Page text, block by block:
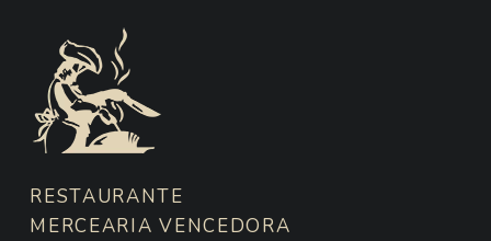
FOOTER SIDEBAR
RESTAURANTE
MERCEARIA VENCEDORA